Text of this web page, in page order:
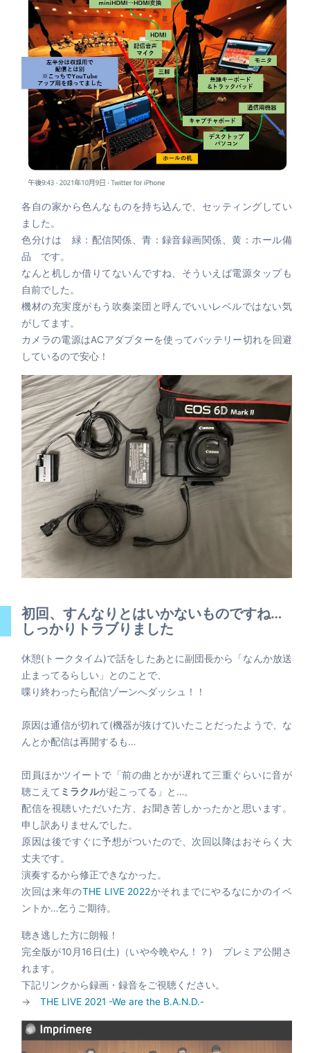
各自の家から色んなものを持ち込んで、セッティングしてい
ました。
色分けは 緑：配信関係、青：録音録画関係、黄：ホール備
品 です。
なんと机しか借りてないんですね、そういえば電源タップも
自前でした。
機材の充実度がもう吹奏楽団と呼んでいいレベルではない気
がしてます。
カメラの電源はACアダプターを使ってバッテリー切れを回避
しているので安心！
初回、すんなりとはいかないものですね…
しっかりトラブりました
休憩(トークタイム)で話をしたあとに副団長から「なんか放送
止まってるらしい」とのことで、
喋り終わったら配信ゾーンへダッシュ！！
原因は通信が切れて(機器が抜けて)いたことだったようで、な
んとか配信は再開するも…
団員ほかツイートで「前の曲とかが遅れて三重ぐらいに音が
聴こえて ミラクルが起こってる」と…。
配信を視聴いただいた方、お聞き苦しかったかと思います。
申し訳ありませんでした。
原因は後ですぐに予想がついたので、次回以降はおそらく大
丈夫です。
演奏するから修正できなかった。
次回は来年のTHE LIVE 2022かそれまでにやるなにかのイベ
ントか…乞うご期待。
聴き逃した方に朗報！
完全版が10月16日(土)（いや今晩やん！？) プレミア公開さ
れます。
下記リンクから録画・録音をご視聴ください。
→THE LIVE 2021 -We are the B.A.N.D.-